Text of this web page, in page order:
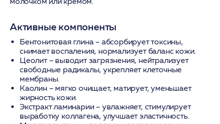
Активные компоненты
Бентонитовая глина– абсорбирует токсины,
снимает воспаления, нормализует баланс кожи.
Цеолит– выводит загрязнения, нейтрализует
свободные радикалы, укрепляет клеточные
мембраны.
Каолин– мягко очищает, матирует, уменьшает
жирность кожи.
Экстракт ламинарии– увлажняет, стимулирует
выработку коллагена, улучшает эластичность.